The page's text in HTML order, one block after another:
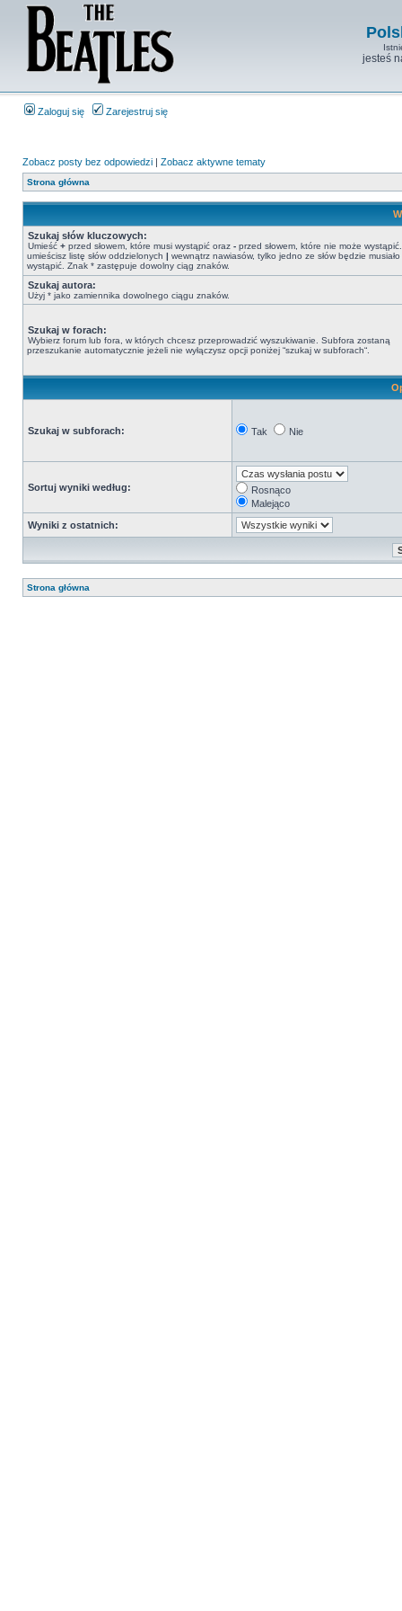
jesteś
Zaloguj się Zarejestruj się
Zobacz posty bez odpowiedzi | Zobacz aktywne tematy
Strona główna
Szukaj słów kluczowych:
Umieść + przed słowem, które musi wystąpić oraz - przed słowem, które nie może
umieścisz listę słów oddzielonych | wewnątrz nawiasów, tylko jedno ze słów będzie musiało
wystąpić. Znak * zastępuje dowolny ciąg znaków.
Szukaj autora:
Użyj * jako zamiennika dowolnego ciągu znaków.
Szukaj w forach:
Wybierz forum lub fora, w których chcesz przeprowadzić wyszukiwanie. Subfora zostaną
przeszukanie automatycznie jeżeli nie wyłączysz opcji poniżej “szukaj w subforach“.
Szukaj w subforach: Tak Nie
Sortuj wyniki według:
Rosnąco
Malejąco
Wyniki z ostatnich:
Strona główna